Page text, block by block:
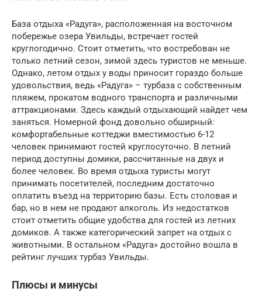
База отдыха «Радуга», расположенная на восточном
побережье озера Увильды, встречает гостей
круглогодично. Стоит отметить, что востребован не
только летний сезон, зимой здесь туристов не меньше.
Однако, летом отдых у воды приносит гораздо больше
удовольствия, ведь «Радуга» – турбаза с собственным
пляжем, прокатом водного транспорта и различными
аттракционами. Здесь каждый отдыхающий найдет чем
заняться. Номерной фонд довольно обширный:
комфортабельные коттеджи вместимостью 6-12
человек принимают гостей круглосуточно. В летний
период доступны домики, рассчитанные на двух и
более человек. Во время отдыха туристы могут
принимать посетителей, последним достаточно
оплатить въезд на территорию базы. Есть столовая и
бар, но в нем не продают алкоголь. Из недостатков
стоит отметить общие удобства для гостей из летних
домиков. А также категорический запрет на отдых с
животными. В остальном «Радуга» достойно вошла в
рейтинг лучших турбаз Увильды.
Плюсы и минусы